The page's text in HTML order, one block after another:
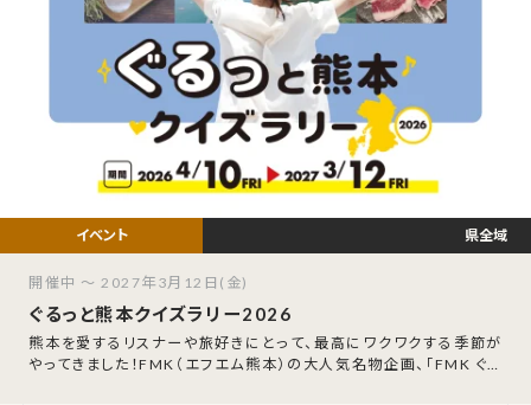
ぐるっと熊本クイズラリー2026
熊本を愛するリスナーや旅好きにとって、最高にワクワクする季節が
やってきました！FMK（エフエム熊本）の大人気名物企画、「FMK ぐる
県全域
開催中 ～ 2027年3月12日(金)